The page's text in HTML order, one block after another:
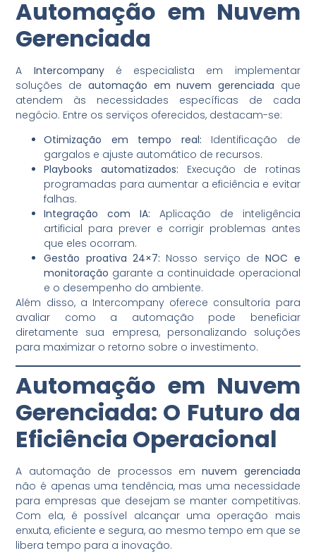
Automação em Nuvem
Gerenciada
A Intercompanyé especialista em implementar
soluções de automação em nuvem gerenciada que
atendem às necessidades específicas de cada
negócio. Entre os serviços oferecidos, destacam-se:
Otimização em tempo real: Identificação de
gargalos e ajuste automático de recursos.
Playbooks automatizados: Execução de rotinas
programadas para aumentar a eficiência e evitar
falhas.
Integração com IA: Aplicação de inteligência
artificial para prever e corrigir problemas antes
que eles ocorram.
Gestão proativa 24×7: Nosso serviço deNOC e
monitoração garante a continuidade operacional
e o desempenho do ambiente.
Além disso, a Intercompany oferece consultoria para
avaliar como a automação pode beneficiar
diretamente sua empresa, personalizando soluções
para maximizar o retorno sobre o investimento.
Automação em Nuvem
Gerenciada: O Futuro da
Eficiência Operacional
A automação de processos emnuvem gerenciada
não é apenas uma tendência, mas uma necessidade
para empresas que desejam se manter competitivas.
Com ela, é possível alcançar uma operação mais
enxuta, eficiente e segura, ao mesmo tempo em que se
libera tempo para a inovação.